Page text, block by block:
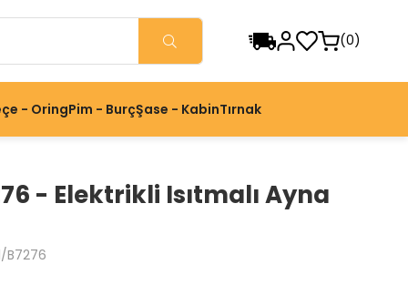
0
- OringPim - BurçŞase - KabinTırnak
- Elektrikli Isıtmalı Ayna
B7276